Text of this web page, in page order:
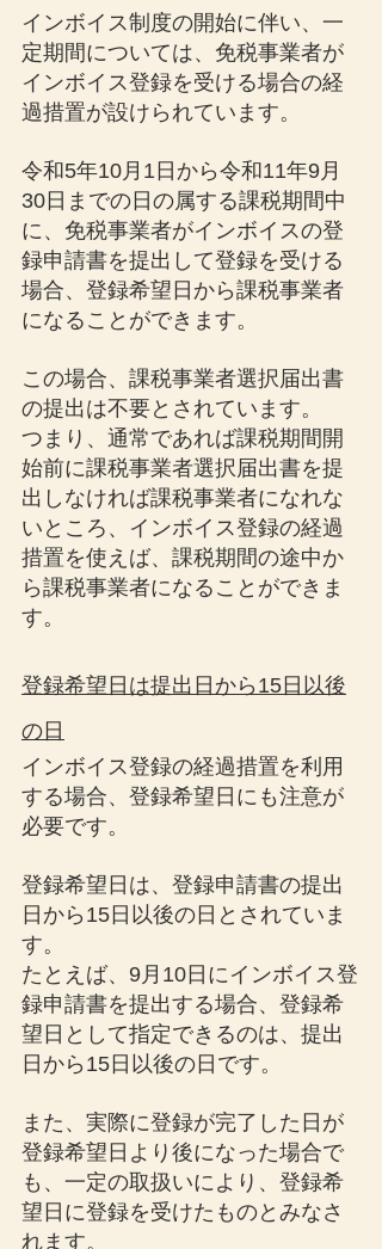
インボイス制度の開始に伴い、一
定期間については、免税事業者が
インボイス登録を受ける場合の経
過措置が設けられています。
令和5年10月1日から令和11年9月
30日までの日の属する課税期間中
に、免税事業者がインボイスの登
録申請書を提出して登録を受ける
場合、登録希望日から課税事業者
になることができます。
この場合、課税事業者選択届出書
の提出は不要とされています。
つまり、通常であれば課税期間開
始前に課税事業者選択届出書を提
出しなければ課税事業者になれな
いところ、インボイス登録の経過
措置を使えば、課税期間の途中か
ら課税事業者になることができま
す。
登録希望日は提出日から15日以後
の日
インボイス登録の経過措置を利用
する場合、登録希望日にも注意が
必要です。
登録希望日は、登録申請書の提出
日から15日以後の日とされていま
す。
たとえば、9月10日にインボイス登
録申請書を提出する場合、登録希
望日として指定できるのは、提出
日から15日以後の日です。
また、実際に登録が完了した日が
登録希望日より後になった場合で
も、一定の取扱いにより、登録希
望日に登録を受けたものとみなさ
れます。